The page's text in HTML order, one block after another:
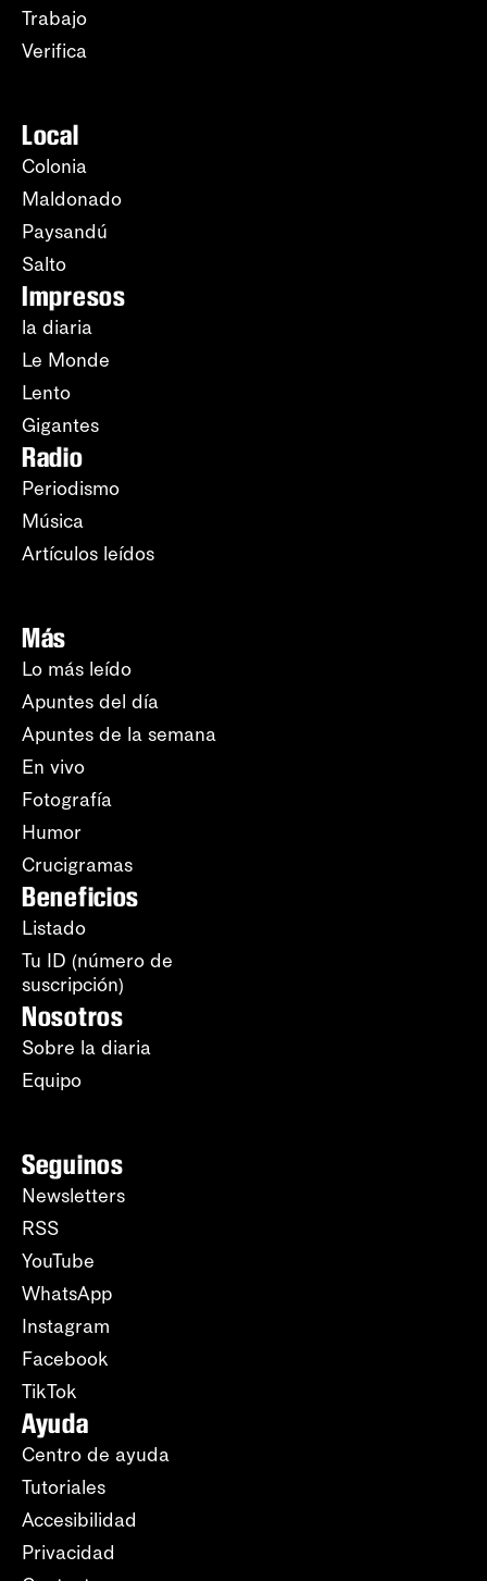
Trabajo
Verifica
Local
Colonia
Maldonado
Paysandú
Salto
Impresos
la diaria
Le Monde
Lento
Gigantes
Radio
Periodismo
Música
Artículos leídos
Más
Lo más leído
Apuntes del día
Apuntes de la semana
En vivo
Fotografía
Humor
Crucigramas
Beneficios
Listado
Tu ID (número de
suscripción)
Nosotros
Sobre la diaria
Equipo
Seguinos
Newsletters
RSS
YouTube
WhatsApp
Instagram
Facebook
TikTok
Ayuda
Centro de ayuda
Tutoriales
Accesibilidad
Privacidad